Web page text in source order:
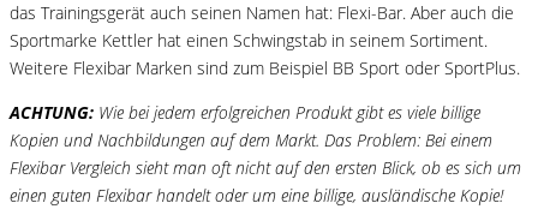
das Trainingsgerät auch seinen Namen hat: Flexi-Bar. Aber auch die
Sportmarke Kettler hat einen Schwingstab in seinem Sortiment.
Weitere Flexibar Marken sind zum Beispiel BB Sport oder SportPlus.
ACHTUNG: Wie bei jedem erfolgreichen Produkt gibt es viele billige
Kopien und Nachbildungen auf dem Markt. Das Problem: Bei einem
Flexibar Vergleich sieht man oft nicht auf den ersten Blick, ob es sich um
einen guten Flexibar handelt oder um eine billige, ausländische Kopie!